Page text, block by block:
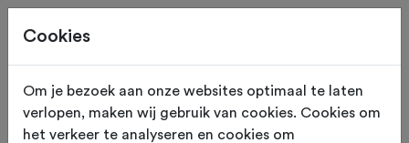
SOIGNEUR Eindhoven
Cookies
Om je bezoek aan onze websites optimaal te laten
verlopen, maken wij gebruik van cookies. Cookies om
het verkeer te analyseren en cookies om